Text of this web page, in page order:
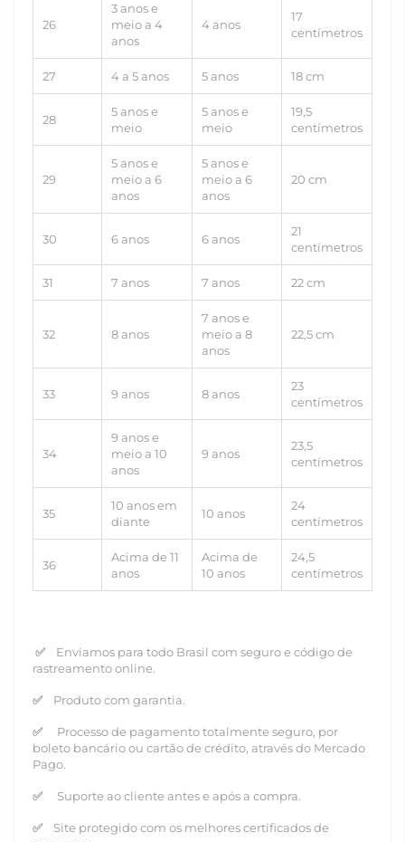
26
3 anos e
meio a 4
anos
4 anos
17
centímetros
27 4 a 5 anos 5 anos 18 cm
28
5 anos e
meio
5 anos e
meio
19,5
centímetros
29
5 anos e
meio a 6
anos
5 anos e
meio a 6
anos
20 cm
30 6 anos 6 anos
21
centímetros
31 7 anos 7 anos 22 cm
32 8 anos
7 anos e
meio a 8
anos
22,5 cm
33 9 anos 8 anos
23
centímetros
34
9 anos e
meio a 10
anos
9 anos
23,5
centímetros
35
10 anos em
diante
10 anos
24
centímetros
36
Acima de 11
anos
Acima de
10 anos
24,5
centímetros
✅ Enviamos para todo Brasil com seguro e código de
rastreamento online.
✅ Produto com garantia.
✅
Processo de pagamento totalmente seguro, por
boleto bancário ou cartão de crédito, através do Mercado
Pago.
✅ Suporte ao cliente antes e após a compra.
✅ Site protegido com os melhores certificados de